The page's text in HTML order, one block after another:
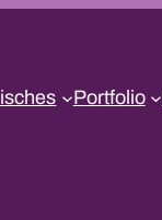
Portfolio